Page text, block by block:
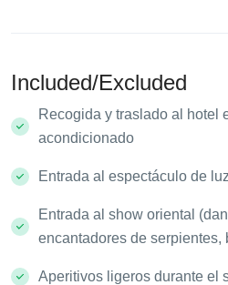
Included/Excluded
Recogida y traslado al hotel
acondicionado
Entrada al espectáculo de
Entrada al show oriental
encantadores de serpientes,
Aperitivos ligeros durante el